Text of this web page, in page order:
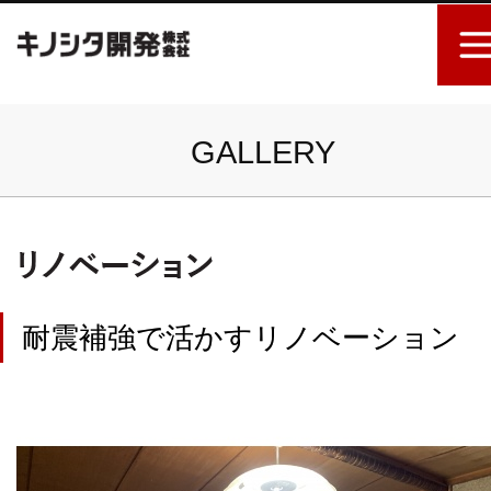
GALLERY
耐震補強で活かすリノベーション